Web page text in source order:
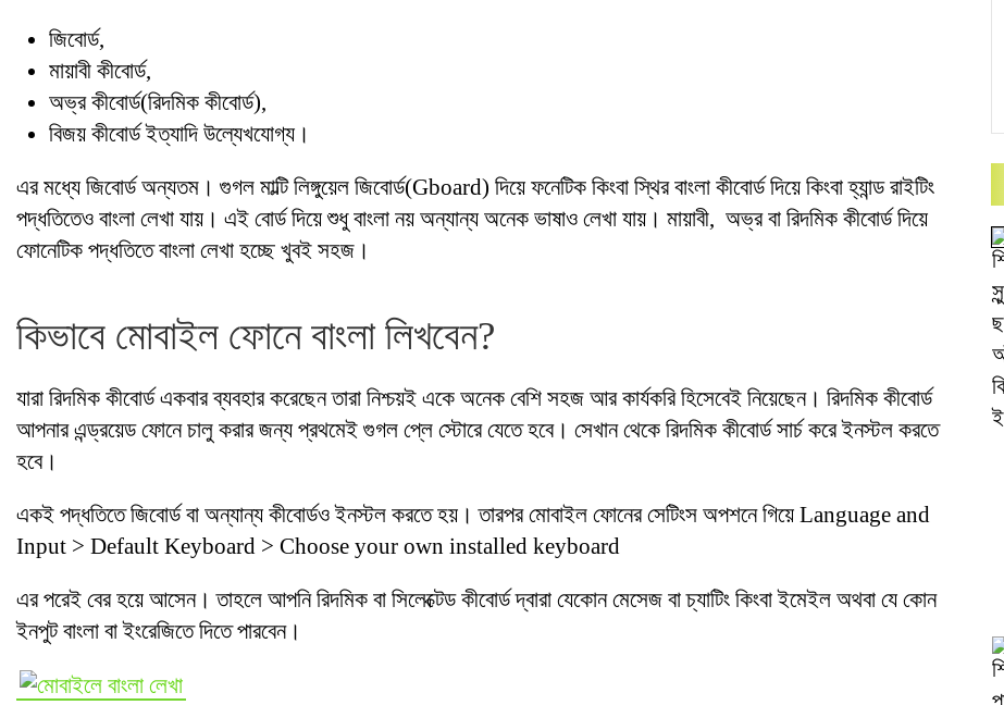
জিবোর্ড,
মায়াবী কীবোর্ড,
অভ্র কীবোর্ড(রিদমিক কীবোর্ড),
বিজয় কীবোর্ড ইত্যাদি উল্যেখযোগ্য।
এর মধ্যে জিবোর্ড অন্যতম। গুগল মাল্টি লিঙ্গুয়েল জিবোর্ড(Gboard) দিয়ে ফনেটিক কিংবা স্থির বাংলা কীবোর্ড দিয়ে কিংবা হ্যান্ড রাইটিং
পদ্ধতিতেও বাংলা লেখা যায়। এই বোর্ড দিয়ে শুধু বাংলা নয় অন্যান্য অনেক ভাষাও লেখা যায়। মায়াবী, অভ্র বা রিদমিক কীবোর্ড দিয়ে
ফোনেটিক পদ্ধতিতে বাংলা লেখা হচ্ছে খুবই সহজ।
কিভাবে মোবাইল ফোনে বাংলা লিখবেন?
যারা রিদমিক কীবোর্ড একবার ব্যবহার করেছেন তারা নিশ্চয়ই একে অনেক বেশি সহজ আর কার্যকরি হিসেবেই নিয়েছেন। রিদমিক কীবোর্ড
আপনার এন্ড্রয়েড ফোনে চালু করার জন্য প্রথমেই গুগল প্লে স্টোরে যেতে হবে। সেখান থেকে রিদমিক কীবোর্ড সার্চ করে ইনস্টল করতে
হবে।
একই পদ্ধতিতে জিবোর্ড বা অন্যান্য কীবোর্ডও ইনস্টল করতে হয়। তারপর মোবাইল ফোনের সেটিংস অপশনে গিয়ে Language and
Input > Default Keyboard > Choose your own installed keyboard
এর পরেই বের হয়ে আসেন। তাহলে আপনি রিদমিক বা সিলেক্টেড কীবোর্ড দ্বারা যেকোন মেসেজ বা চ্যাটিং কিংবা ইমেইল অথবা যে কোন
ইনপুট বাংলা বা ইংরেজিতে দিতে পারবেন।